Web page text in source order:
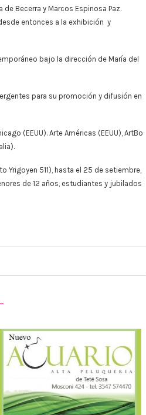
Becerra y Marcos Espinosa Paz.
entonces a la exhibición y
bajo la dirección de María del
para su promoción y difusión en
(EEUU). Arte Américas (EEUU), ArtBo
Yrigoyen 511), hasta el 25 de setiembre,
de 12 años, estudiantes y jubilados